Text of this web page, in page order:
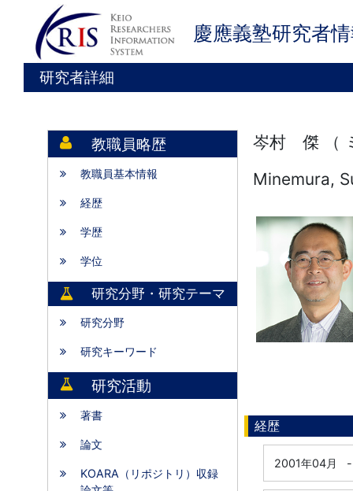
慶應義塾研究者
研究者詳細
教職員略歴
教職員基本情報
経歴
学歴
学位
研究分野・研究テーマ
研究分野
研究キーワード
研究活動
著書
論文
KOARA（リポジトリ）収録
岑村 傑 （
Minemura,
経歴
2001年04月 -